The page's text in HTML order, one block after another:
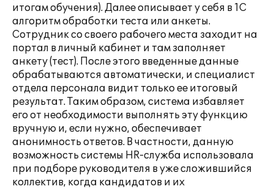
итогам обучения). Далее описывает у себя в 1С
алгоритм обработки теста или анкеты.
Сотрудник со своего рабочего места заходит на
портал в личный кабинет и там заполняет
анкету (тест). После этого введенные данные
обрабатываются автоматически, и специалист
отдела персонала видит только ее итоговый
результат. Таким образом, система избавляет
его от необходимости выполнять эту функцию
вручную и, если нужно, обеспечивает
анонимность ответов. В частности, данную
возможность системы HR-служба использовала
при подборе руководителя в уже сложившийся
коллектив, когда кандидатов и их